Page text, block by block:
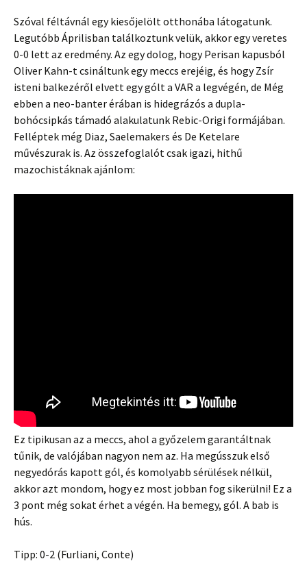
Szóval féltávnál egy kiesőjelölt otthonába látogatunk.
Legutóbb Áprilisban találkoztunk velük, akkor egy veretes
0-0 lett az eredmény. Az egy dolog, hogy Perisan kapusból
Oliver Kahn-t csináltunk egy meccs erejéig, és hogy Zsír
isteni balkezéről elvett egy gólt a VAR a legvégén, de Még
ebben a neo-banter érában is hidegrázós a dupla-
bohócsipkás támadó alakulatunk Rebic-Origi formájában.
Felléptek még Diaz, Saelemakers és De Ketelare
művészurak is. Az összefoglalót csak igazi, hithű
mazochistáknak ajánlom:
Ez tipikusan az a meccs, ahol a győzelem garantáltnak
tűnik, de valójában nagyon nem az. Ha megússzuk első
negyedórás kapott gól, és komolyabb sérülések nélkül,
akkor azt mondom, hogy ez most jobban fog sikerülni! Ez a
3 pont még sokat érhet a végén. Ha bemegy, gól. A bab is
hús.
Tipp: 0-2 (Furliani, Conte)